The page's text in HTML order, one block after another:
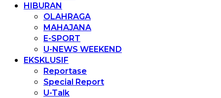
HIBURAN
OLAHRAGA
MAHAJANA
E-SPORT
U-NEWS WEEKEND
EKSKLUSIF
Reportase
Special Report
U-Talk